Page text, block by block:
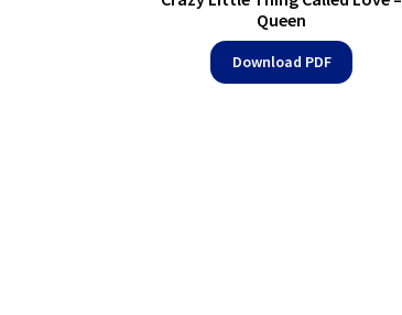
Queen
Download PDF